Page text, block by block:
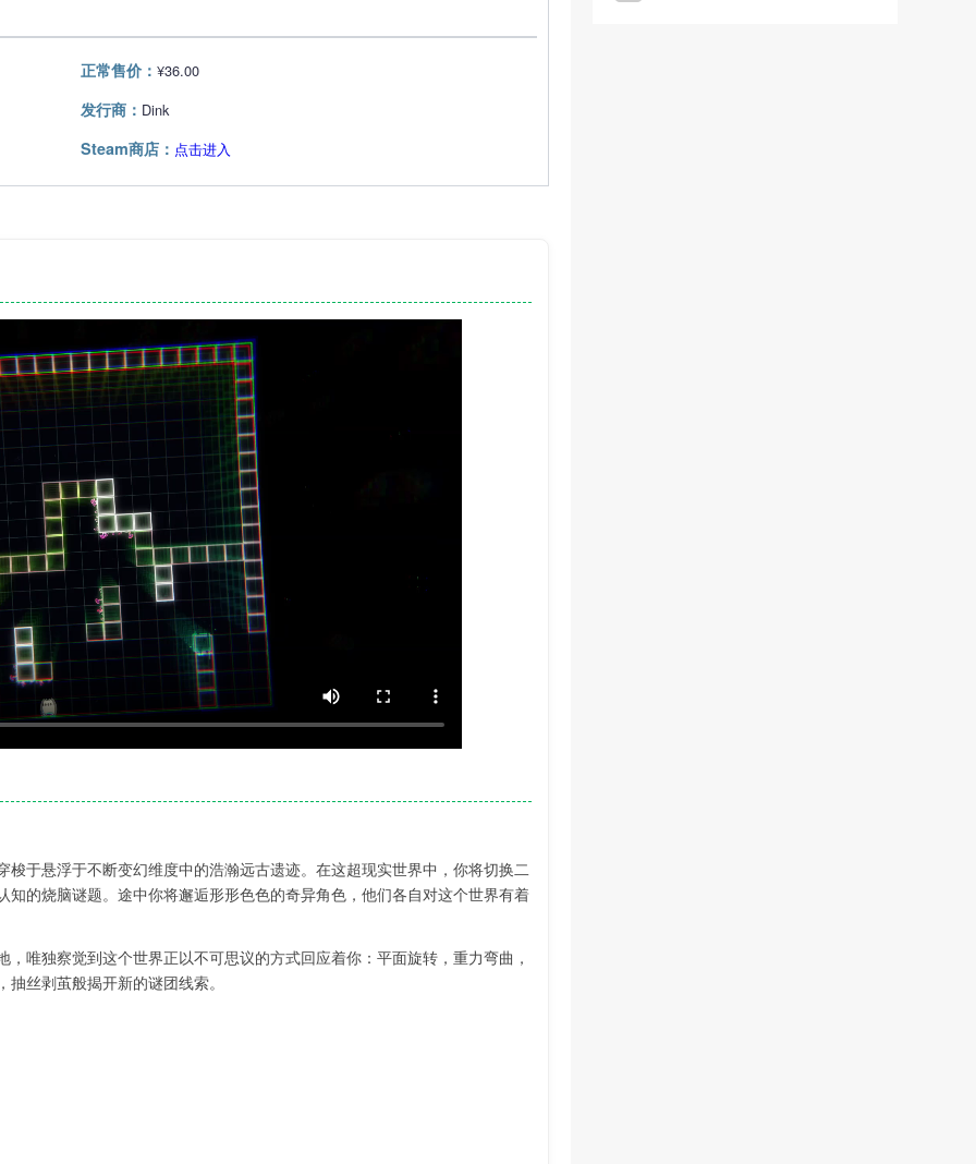
正常售价： ¥36.00
发行商： Dink
Steam商店： 点击进入
于悬浮于不断变幻维度中的浩瀚远古遗迹。在这超现实世界中，你将切换二
的烧脑谜题。途中你将邂逅形形色色的奇异角色，他们各自对这个世界有着
唯独察觉到这个世界正以不可思议的方式回应着你：平面旋转，重力弯曲，
丝剥茧般揭开新的谜团线索。